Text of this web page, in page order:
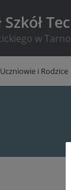
Szkół
w
Uczniowie i Rodzice